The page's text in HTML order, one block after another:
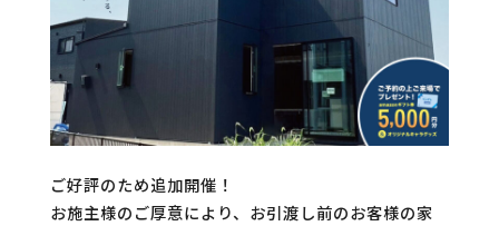
ご好評のため追加開催！
お施主様のご厚意により、お引渡し前のお客様の家